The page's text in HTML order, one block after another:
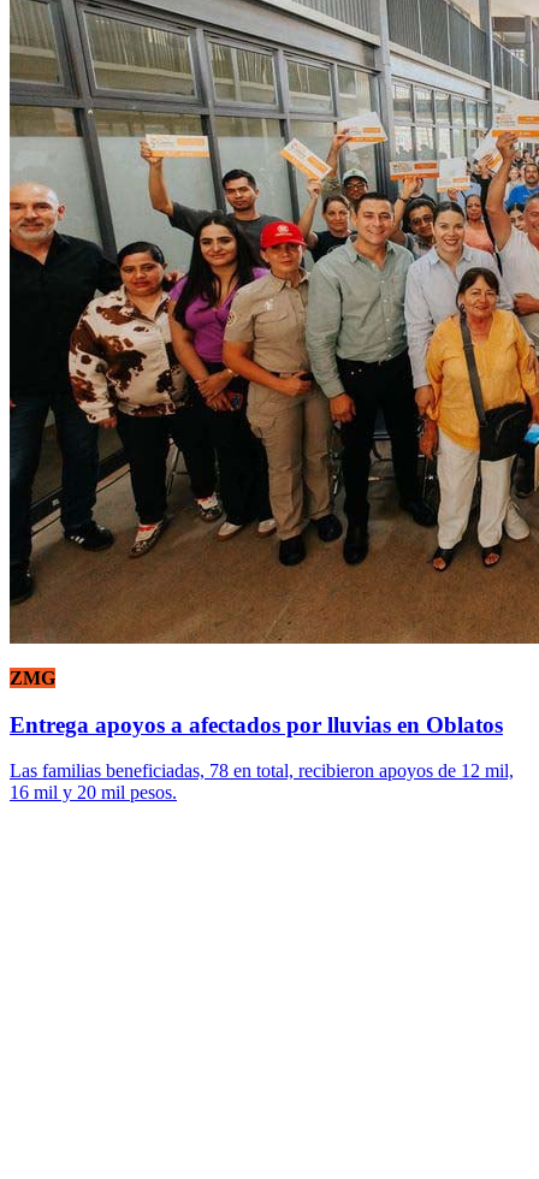
ZMG
Entrega apoyos a afectados por lluvias en Oblatos
Las familias beneficiadas, 78 en total, recibieron apoyos de 12 mil,
16 mil y 20 mil pesos.